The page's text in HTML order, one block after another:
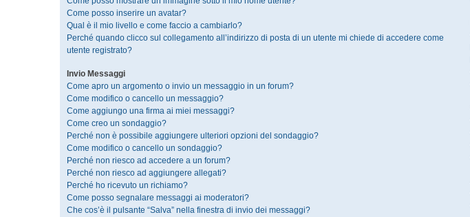
Come posso inserire un avatar?
Qual è il mio livello e come faccio a cambiarlo?
Perché quando clicco sul collegamento all’indirizzo di posta di un utente mi chiede di accedere come
utente registrato?
Invio Messaggi
Come apro un argomento o invio un messaggio in un forum?
Come modifico o cancello un messaggio?
Come aggiungo una firma ai miei messaggi?
Come creo un sondaggio?
Perché non è possibile aggiungere ulteriori opzioni del sondaggio?
Come modifico o cancello un sondaggio?
Perché non riesco ad accedere a un forum?
Perché non riesco ad aggiungere allegati?
Perché ho ricevuto un richiamo?
Come posso segnalare messaggi ai moderatori?
Che cos’è il pulsante “Salva” nella finestra di invio dei messaggi?